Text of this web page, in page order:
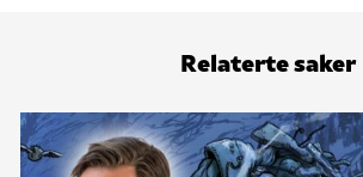
Relaterte saker